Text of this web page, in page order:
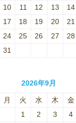
10 11 12 13 14
17 18 19 20 21
24 25 26 27 28
31
2026年9月
月 火 水 木 金
1
2 3 4